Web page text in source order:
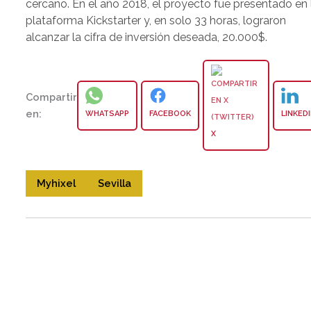
cercano. En el año 2018, el proyecto fue presentado en
plataforma Kickstarter y, en solo 33 horas, lograron
alcanzar la cifra de inversión deseada, 20.000$.
Compartir
en:
WHATSAPP FACEBOOK
X
Myhixel Sevilla